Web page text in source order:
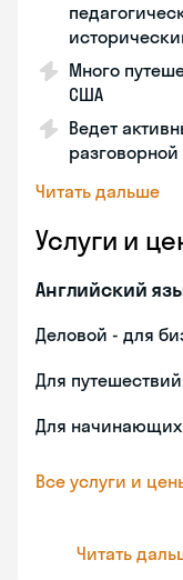
Много
США
Ведет
Читать дальше
Услуги и
Английский
Деловой - для
Для путешествий
Для
Все услуги и
Читать